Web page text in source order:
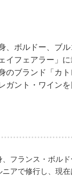
、ボルドー、ブ
イフェアラー」
のブランド「カ
ガント・ワイン
、フランス・ボル
ニアで修行し、現